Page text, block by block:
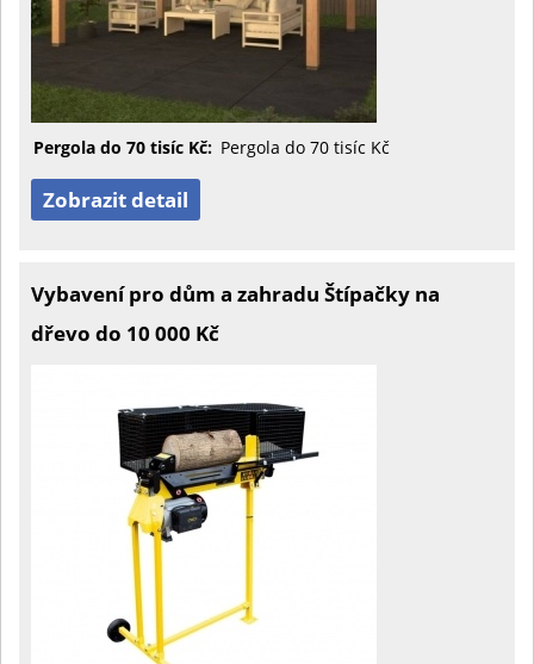
Pergola do 70 tisíc Kč: Pergola do 70 tisíc Kč
Zobrazit detail
Vybavení pro dům a zahradu Štípačky na
dřevo do 10 000 Kč